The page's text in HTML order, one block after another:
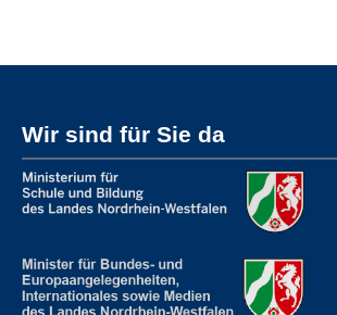
Wir sind für Sie da